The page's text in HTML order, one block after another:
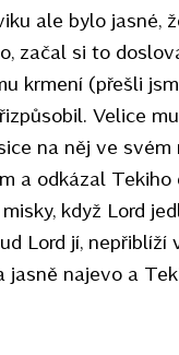
ale bylo jasné,
začal si to
krmení (přešli
Velice
na něj ve
a odkázal Tekiho
když Lord
Lord jí, nepřiblíží
jasně najevo a